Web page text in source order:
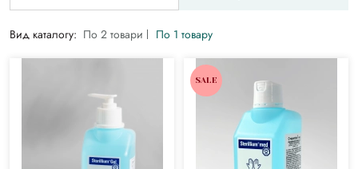
Вид каталогу: По 2 товари По 1 товару
SALE